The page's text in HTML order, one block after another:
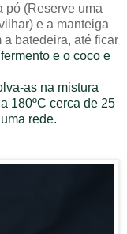
pó (Reserve uma
e a manteiga
batedeira, até ficar
e o coco e
as na mistura
180ºC cerca de 25
rede.